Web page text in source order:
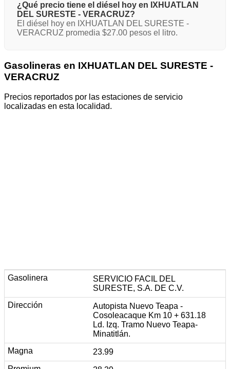
¿Qué precio tiene el diésel hoy en IXHUATLAN
DEL SURESTE - VERACRUZ?
El diésel hoy en IXHUATLAN DEL SURESTE -
VERACRUZ promedia $27.00 pesos el litro.
Gasolineras en IXHUATLAN DEL SURESTE -
VERACRUZ
Precios reportados por las estaciones de servicio
localizadas en esta localidad.
SERVICIO FACIL DEL
SURESTE, S.A. DE C.V.
Autopista Nuevo Teapa -
Cosoleacaque Km 10 + 631.18
Ld. Izq. Tramo Nuevo Teapa-
Minatitlán.
23.99